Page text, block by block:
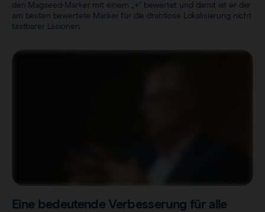
den Magseed-Marker mit einem „+“ bewertet und damit ist er der
am besten bewertete Marker für die drahtlose Lokalisierung nicht
tastbarer Läsionen.
Eine bedeutende Verbesserung für alle